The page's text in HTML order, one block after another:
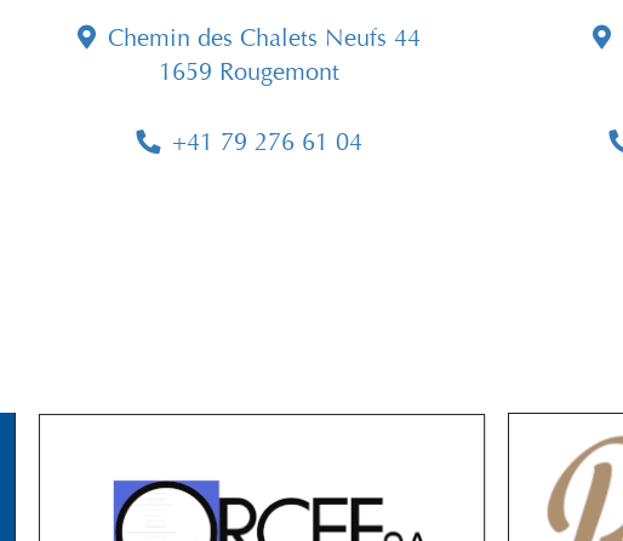
Chemin des Chalets Neufs 44
1659 Rougemont
+41 79 276 61 04